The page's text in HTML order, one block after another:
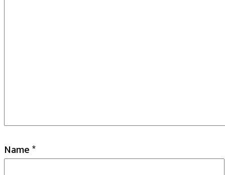
Name*